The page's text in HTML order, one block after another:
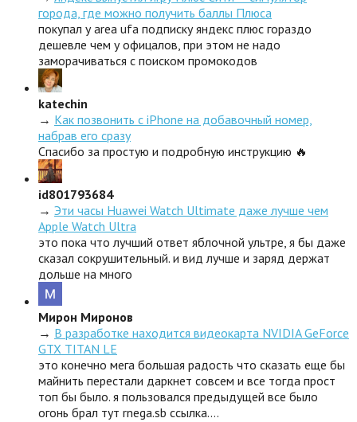
города, где можно получить баллы Плюса
покупал у area ufa подписку яндекс плюс гораздо
дешевле чем у офицалов, при этом не надо
заморачиваться с поиском промокодов
katechin
→ Как позвонить с iPhone на добавочный номер,
набрав его сразу
Спасибо за простую и подробную инструкцию 🔥
id801793684
→ Эти часы Huawei Watch Ultimate даже лучше чем
Apple Watch Ultra
это пока что лучший ответ яблочной ультре, я бы даже
сказал сокрушительный. и вид лучше и заряд держат
дольше на много
Мирон Миронов
→ В разработке находится видеокарта NVIDIA GeForce
GTX TITAN LE
это конечно мега большая радость что сказать еще бы
майнить перестали даркнет совсем и все тогда прост
топ бы было. я пользовался предыдущей все было
огонь брал тут rnega.sb ссылка.…